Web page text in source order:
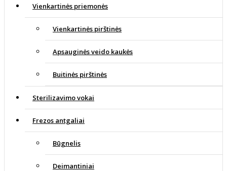
Vienkartinės priemonės
Vienkartinės pirštinės
Apsauginės veido kaukės
Buitinės pirštinės
Sterilizavimo vokai
Frezos antgaliai
Būgnelis
Deimantiniai